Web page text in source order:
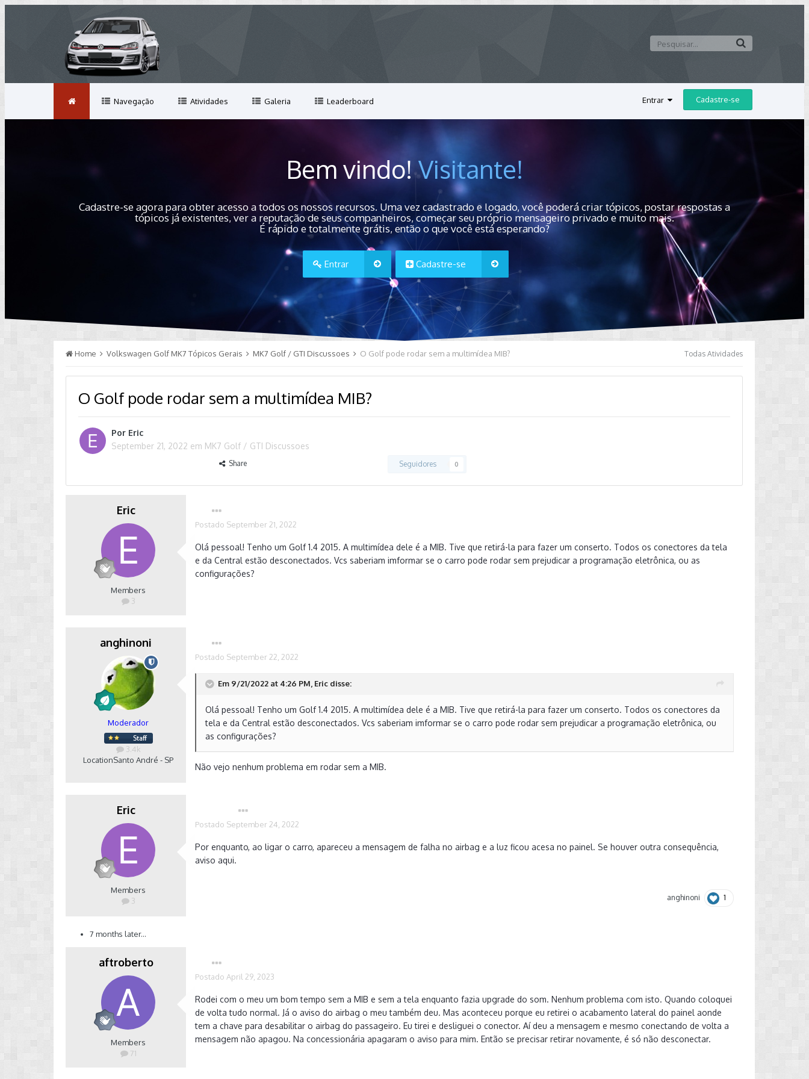
Entrar Cadastre-se
Navegação Atividades Galeria Leaderboard
Bem vindo!Visitante!
Cadastre-se agora para obter acesso a todos os nossos recursos. Uma vez cadastrado e logado, você poderá criar tópicos, postar respostas a
tópicos já existentes, ver a reputação de seus companheiros, começar seu próprio mensageiro privado e muito mais.
É rápido e totalmente grátis, então o que você está esperando?
Entrar Cadastre-se
Todas Atividades
Home Volkswagen Golf MK7 Tópicos Gerais MK7 Golf / GTI Discussoes O Golf pode rodar sem a multimídea MIB?
O Golf pode rodar sem a multimídea MIB?
Por Eric
September 21, 2022 em MK7 Golf / GTI Discussoes
Share Seguidores 0
Eric
Members
3
Postado September 21, 2022
Olá pessoal! Tenho um Golf 1.4 2015. A multimídea dele é a MIB. Tive que retirá-la para fazer um conserto. Todos os conectores da tela
e da Central estão desconectados. Vcs saberiam imformar se o carro pode rodar sem prejudicar a programação eletrônica, ou as
configurações?
anghinoni
Moderador
3.4k
LocationSanto André - SP
Postado September 22, 2022
Em 9/21/2022 at 4:26 PM, Eric disse:
Olá pessoal! Tenho um Golf 1.4 2015. A multimídea dele é a MIB. Tive que retirá-la para fazer um conserto. Todos os conectores da
tela e da Central estão desconectados. Vcs saberiam imformar se o carro pode rodar sem prejudicar a programação eletrônica, ou
as configurações?
Não vejo nenhum problema em rodar sem a MIB.
Eric
Members
3
Postado September 24, 2022
Por enquanto, ao ligar o carro, apareceu a mensagem de falha no airbag e a luz ficou acesa no painel. Se houver outra consequência,
aviso aqui.
anghinoni 1
7 months later...
aftroberto
Members
71
Postado April 29, 2023
Rodei com o meu um bom tempo sem a MIB e sem a tela enquanto fazia upgrade do som. Nenhum problema com isto. Quando coloquei
de volta tudo normal. Já o aviso do airbag o meu também deu. Mas aconteceu porque eu retirei o acabamento lateral do painel aonde
tem a chave para desabilitar o airbag do passageiro. Eu tirei e desliguei o conector. Aí deu a mensagem e mesmo conectando de volta a
mensagem não apagou. Na concessionária apagaram o aviso para mim. Então se precisar retirar novamente, é só não desconectar.